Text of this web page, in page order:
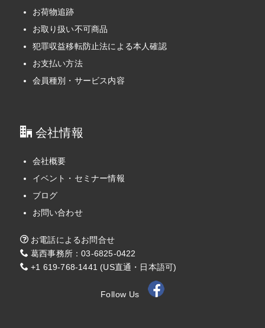
お荷物追跡
お取り扱い不可商品
犯罪収益移転防止法による本人確認
お支払い方法
会員種別・サービス内容
会社情報
会社概要
イベント・セミナー情報
ブログ
お問い合わせ
お電話によるお問合せ
葛西事務所：03-6825-0422
+1 619-768-1441 (US直通・日本語可)
Follow Us